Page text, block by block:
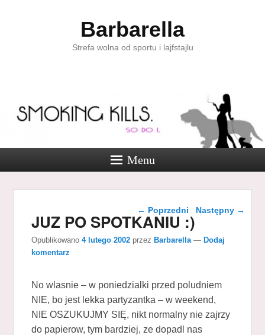
Barbarella
Strefa wolna od sportu i lajfstajlu
Menu
Nawigacja wpisu
← Poprzedni Następny →
JUZ PO SPOTKANIU :)
Opublikowano4 lutego 2002 przez Barbarella — Dodaj
komentarz
No wlasnie – w poniedzialki przed poludniem
NIE, bo jest lekka partyzantka – w weekend,
NIE OSZUKUJMY SIĘ, nikt normalny nie zajrzy
do papierow, tym bardziej, ze dopadl nas